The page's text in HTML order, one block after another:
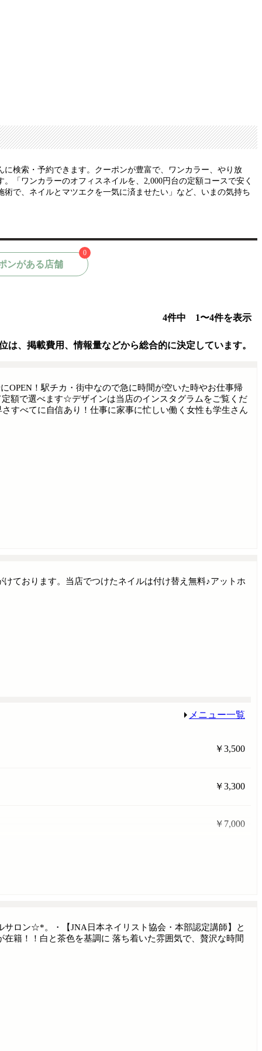
検索・予約できます。クーポンが豊富で、ワンカラー、やり放
「ワンカラーのオフィスネイルを、2,000円台の定額コースで安く
で、ネイルとマツエクを一気に済ませたい」など、いまの気持ち
ンがある店舗
0
4件中 1〜4件を表示
は、掲載費用、情報量などから総合的に決定しています。
OPEN！駅チカ・街中なので急に時間が空いた時やお仕事帰
額で選べます☆デザインは当店のインスタグラムをご覧くだ
すべてに自信あり！仕事に家事に忙しい働く女性も学生さん
ております。当店でつけたネイルは付け替え無料♪アットホ
メニュー一覧
￥3,500
￥3,300
￥7,000
ロン☆*。・【JNA日本ネイリスト協会・本部認定講師】と
籍！！白と茶色を基調に 落ち着いた雰囲気で、贅沢な時間